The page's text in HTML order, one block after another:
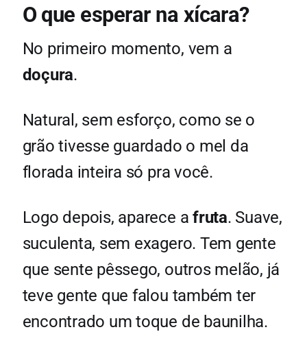
O que esperar na xícara?
No primeiro momento, vem a
doçura.
Natural, sem esforço, como se o
grão tivesse guardado o mel da
florada inteira só pra você.
Logo depois, aparece afruta. Suave,
suculenta, sem exagero. Tem gente
que sente pêssego, outros melão, já
teve gente que falou também ter
encontrado um toque de baunilha.